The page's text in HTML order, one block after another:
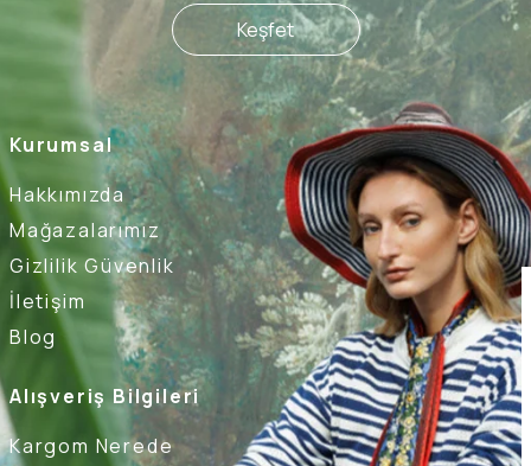
Kurumsal
Hakkımızda
Mağazalarımız
Gizlilik Güvenlik
İletişim
Blog
Alışveriş Bilgileri
Kargom Nerede
Keşfet